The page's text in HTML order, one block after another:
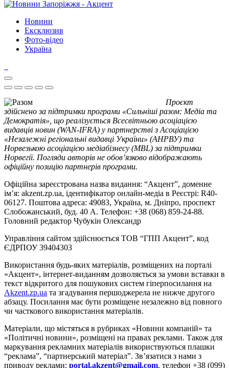
Новини
Ексклюзив
Фото-відео
Україна
Проєкт
здійснено за підтримки програми «Сильніші разом: Медіа та
Демократія», що реалізується Всесвітньою асоціацією
видавців новин (WAN-IFRA) у партнерстві з Асоціацією
«Незалежні регіональні видавці України» (АНРВУ) та
Норвезькою асоціацією медіабізнесу (MBL) за підтримки
Норвегії. Погляди авторів не обов’язково відображають
офіційну позицію партнерів програми.
Офіційна зареєстрована назва видання: “Акцент”, доменне
ім’я: akzent.zp.ua, ідентифікатор онлайн-медіа в Реєстрі: R40-
06127. Поштова адреса: 49083, Україна, м. Дніпро, проспект
Слобожанський, буд. 40 А. Телефон: +38 (068) 859-24-88.
Головний редактор Чубукін Олександр
Управління сайтом здійснюється ТОВ “ГПП Акцент”, код
ЄДРПОУ 39404303
Використання будь-яких матеріалів, розміщених на порталі
«Акцент», інтернет-виданням дозволяється за умови вставки в
текст відкритого для пошукових систем гіперпосилання на
Akzent.zp.ua та згадування першоджерела не нижче другого
абзацу. Посилання має бути розміщене незалежно від повного
чи часткового використання матеріалів.
Матеріали, що містяться в рубриках «Новини компаній» та
«Політичні новини», розміщені на правах реклами. Також для
маркування рекламних матеріалів використвуються плашки
“реклама”, “партнерський матеріал”. Зв’язатися з нами з
приводу реклами: portal.akzent@gmail.com, телефон +38 (099)